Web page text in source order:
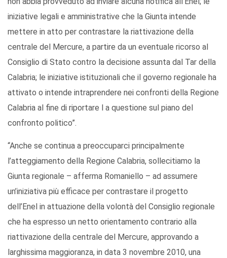
iniziative legali e amministrative che la Giunta intende
mettere in atto per contrastare la riattivazione della
centrale del Mercure, a partire da un eventuale ricorso al
Consiglio di Stato contro la decisione assunta dal Tar della
Calabria; le iniziative istituzionali che il governo regionale ha
attivato o intende intraprendere nei confronti della Regione
Calabria al fine di riportare l a questione sul piano del
confronto politico”.
“Anche se continua a preoccuparci principalmente
l’atteggiamento della Regione Calabria, sollecitiamo la
Giunta regionale – afferma Romaniello – ad assumere
un’iniziativa più efficace per contrastare il progetto
dell’Enel in attuazione della volontà del Consiglio regionale
che ha espresso un netto orientamento contrario alla
riattivazione della centrale del Mercure, approvando a
larghissima maggioranza, in data 3 novembre 2010, una